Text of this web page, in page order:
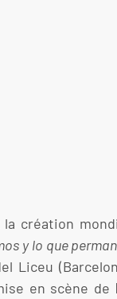
création
y lo que
Liceu
en scène de